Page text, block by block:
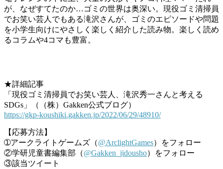
が、なぜすてたのか…ゴミの世界は奥深い。現役ゴミ清掃員
でお笑い芸人でもある滝沢さんが、ゴミのエピソードや問題
を小学生向けにやさしく楽しく紹介した読み物。楽しく読め
るコラムや4コマも豊富。
★詳細記事
「現役ゴミ清掃員でお笑い芸人、滝沢秀一さんと考える
SDGs」（（株）Gakken公式ブログ）
https://gkp-koushiki.gakken.jp/2022/06/29/48910/
【応募方法】
➀アークライトゲームズ（@ArclightGames）をフォロー
②学研児童書編集部（@Gakken_jidousho）をフォロー
③該当ツイート